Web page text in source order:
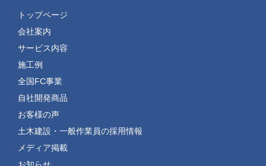
トップページ
会社案内
サービス内容
施工例
全国FC事業
自社開発商品
お客様の声
土木建設・一般作業員の採用情報
メディア掲載